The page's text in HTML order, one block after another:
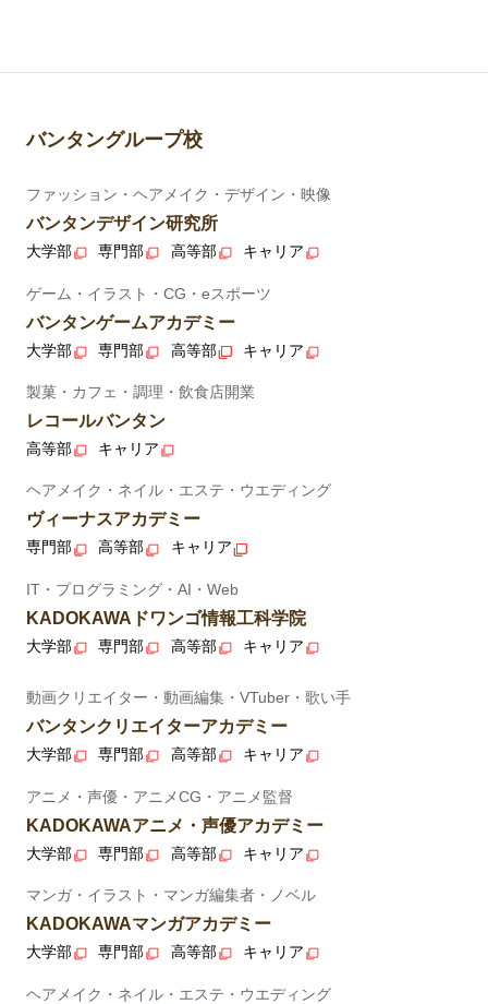
バンタングループ校
ファッション・ヘアメイク・デザイン・映像
バンタンデザイン研究所
大学部 専門部 高等部 キャリア
ゲーム・イラスト・CG・eスポーツ
バンタンゲームアカデミー
大学部 専門部 高等部 キャリア
製菓・カフェ・調理・飲食店開業
レコールバンタン
高等部 キャリア
ヘアメイク・ネイル・エステ・ウエディング
ヴィーナスアカデミー
専門部 高等部 キャリア
IT・プログラミング・AI・Web
KADOKAWAドワンゴ情報工科学院
大学部 専門部 高等部 キャリア
動画クリエイター・動画編集・VTuber・歌い手
バンタンクリエイターアカデミー
大学部 専門部 高等部 キャリア
アニメ・声優・アニメCG・アニメ監督
KADOKAWAアニメ・声優アカデミー
大学部 専門部 高等部 キャリア
マンガ・イラスト・マンガ編集者・ノベル
KADOKAWAマンガアカデミー
大学部 専門部 高等部 キャリア
ヘアメイク・ネイル・エステ・ウエディング